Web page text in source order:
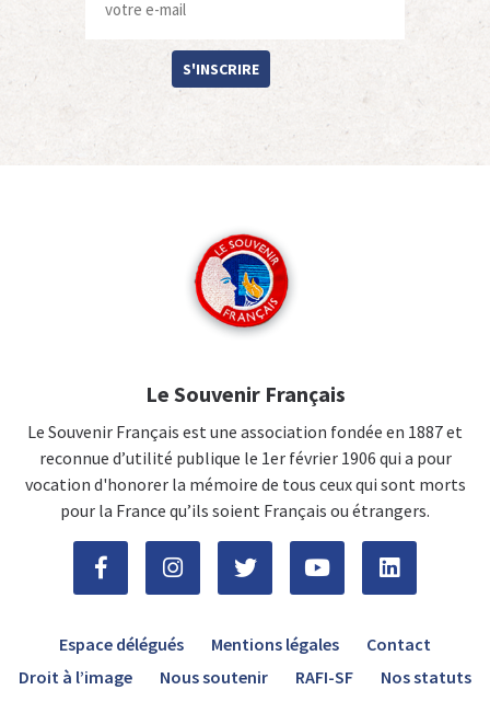
S'INSCRIRE
Le Souvenir Français
Le Souvenir Français est une association fondée en 1887 et
reconnue d’utilité publique le 1er février 1906 qui a pour
vocation d'honorer la mémoire de tous ceux qui sont morts
pour la France qu’ils soient Français ou étrangers.
Espace délégués Mentions légales
Contact
Droit à l’image
Nous soutenir RAFI-SF Nos statuts